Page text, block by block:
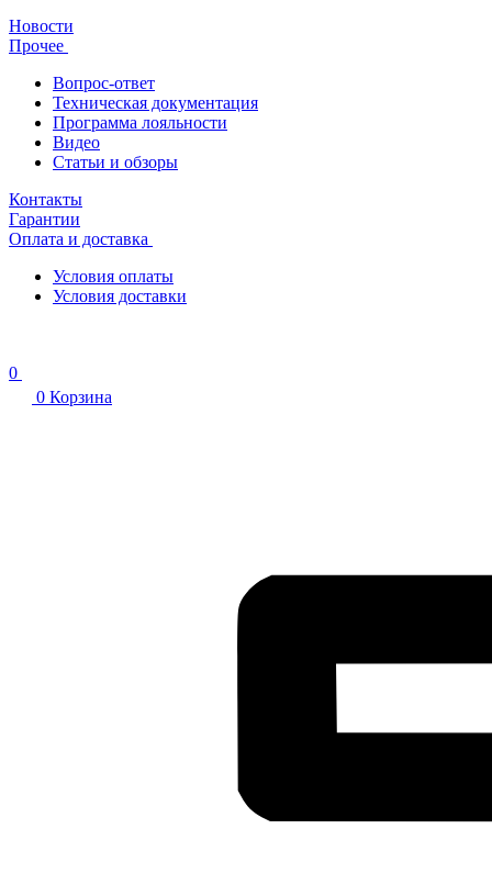
Новости
Прочее
Вопрос-ответ
Техническая документация
Программа лояльности
Видео
Статьи и обзоры
Контакты
Гарантии
Оплата и доставка
Условия оплаты
Условия доставки
0
0 Корзина